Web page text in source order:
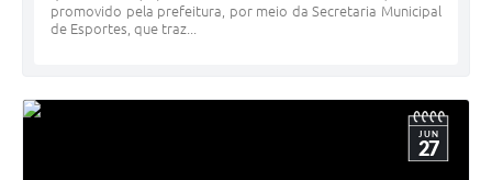
promovido pela prefeitura, por meio da Secretaria Municipal
de Esportes, que traz...
JUN
27